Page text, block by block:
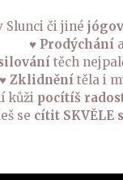
Slunci či jiné
♥ Prodýchání
těch
♥ Zklidněnítěla i
kůži pocítíš
se cítit SKVĚLE